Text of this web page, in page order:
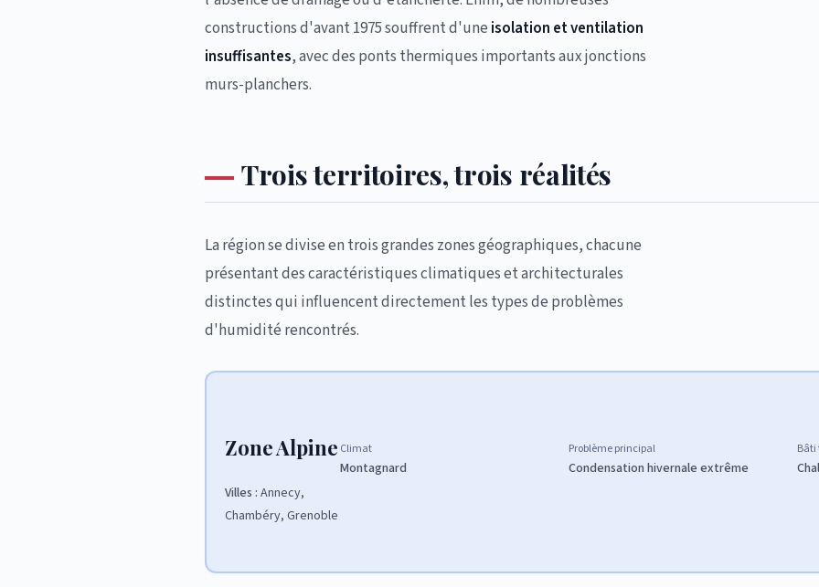
constructions d'avant 1975 souffrent d'une isolation et ventilation
insuffisantes, avec des ponts thermiques importants aux jonctions
murs-planchers.
Trois territoires, trois réalités
La région se divise en trois grandes zones géographiques, chacune
présentant des caractéristiques climatiques et architecturales
distinctes qui influencent directement les types de problèmes
d'humidité rencontrés.
Zone Alpine
Villes : Annecy,
Chambéry, Grenoble
Climat
Montagnard
Problème principal
Condensation hivernale extrême